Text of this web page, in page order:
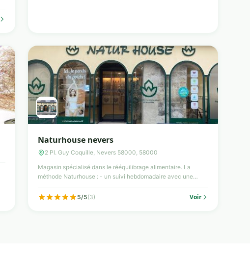
Naturhouse nevers
2 Pl. Guy Coquille, Nevers 58000, 58000
Magasin spécialisé dans le rééquilibrage alimentaire. La
méthode Naturhouse : - un suivi hebdomadaire avec une
5/5(3) Voir